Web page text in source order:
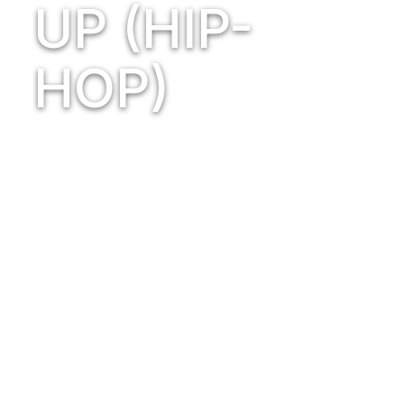
UP (HIP-
HOP)